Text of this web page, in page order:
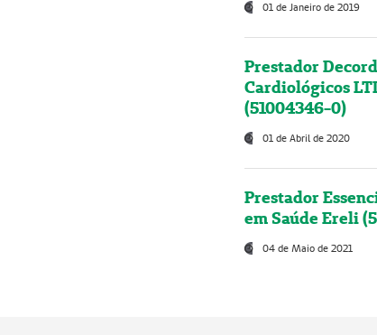
01 de Janeiro de 2019
Prestador
Cardiológicos
(51004346-0)
01 de Abril de 2020
Prestador
em Saúde Ereli
04 de Maio de 2021